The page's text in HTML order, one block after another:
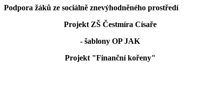
Podpora žáků ze sociálně znevýhodněného prostředí
Projekt ZŠ Čestmíra Císaře
- šablony OP JAK
Projekt "Finanční kořeny"